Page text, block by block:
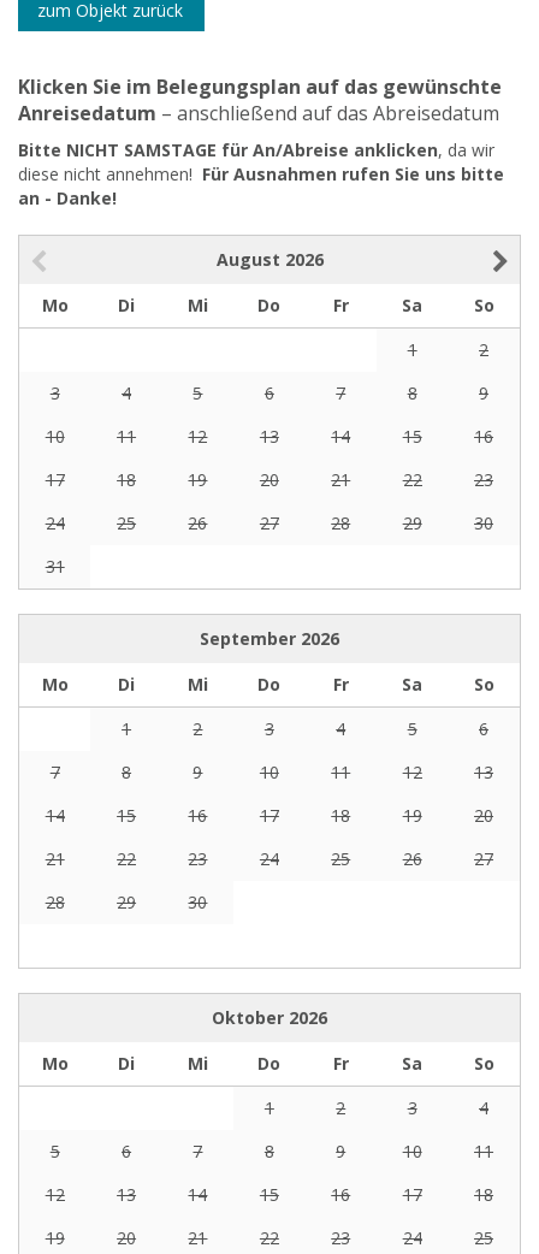
zum Objekt zurück
Klicken Sie im Belegungsplan auf das gewünschte
Anreisedatum – anschließend auf das Abreisedatum
Bitte NICHT SAMSTAGE für An/Abreise anklicken, da wir
diese nicht annehmen! Für Ausnahmen rufen Sie uns bitte
an - Danke!
August 2026
Mo
Di Mi Do Fr Sa
So
1
2
3
4 5 6 7 8
9
10
11 12 13 14 15
16
17
18 19 20 21 22
23
24
25 26 27 28 29
30
31
September 2026
Mo
Di Mi Do Fr Sa
So
1
2 3 4 5
6
7
8 9 10 11 12
13
14
15 16 17 18 19
20
21
22 23 24 25 26
27
28
29 30
Oktober 2026
Mo
Di Mi Do Fr Sa
So
1
2 3
4
5
6 7 8 9 10
11
12
13 14 15 16 17
18
19
20 21 22 23 24
25